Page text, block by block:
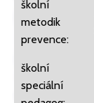
školní
metodik
prevence:
školní
speciální